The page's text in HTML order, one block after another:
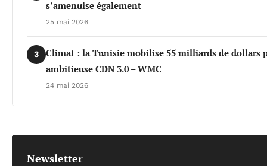
s’amenuise également
25 mai 2026
3
Climat : la Tunisie mobilise 55 milliards de dollars
ambitieuse CDN 3.0 – WMC
24 mai 2026
Newsletter